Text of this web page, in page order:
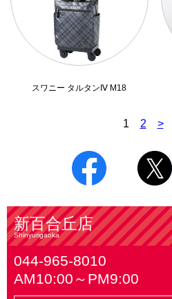
スワニー タルタンⅣ M18
1 2 >
新百合丘店
Shinyurigaoka
044-965-8010
AM10:00～PM9:00